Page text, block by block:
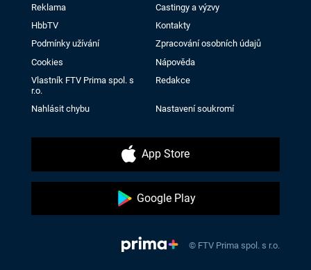
Reklama
Castingy a výzvy
HbbTV
Kontakty
Podmínky užívání
Zpracování osobních údajů
Cookies
Nápověda
Vlastník FTV Prima spol. s
r.o.
Redakce
Nahlásit chybu Nastavení soukromí
App Store
Google Play
© FTV Prima spol. s r.o.